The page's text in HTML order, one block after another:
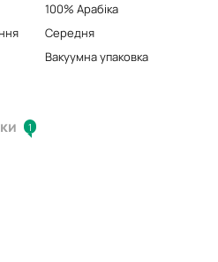
100% Арабіка
Cередня
Вакуумна упаковка
1